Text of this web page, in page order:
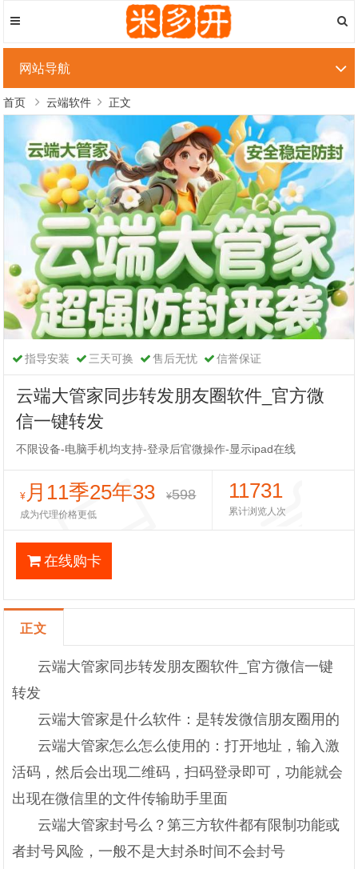
网站导航
首页 云端软件 正文
指导安装 三天可换 售后无忧 信誉保证
云端大管家同步转发朋友圈软件_官方微
信一键转发
不限设备-电脑手机均支持-登录后官微操作-显示ipad在线
¥ 月11季25年33 ¥598
成为代理价格更低
11731
累计浏览人次
在线购卡
正文
云端大管家同步转发朋友圈软件_官方微信一键
转发
云端大管家是什么软件：是转发微信朋友圈用的
云端大管家怎么怎么使用的：打开地址，输入激
活码，然后会出现二维码，扫码登录即可，功能就会
出现在微信里的文件传输助手里面
云端大管家封号么？第三方软件都有限制功能或
者封号风险，一般不是大封杀时间不会封号